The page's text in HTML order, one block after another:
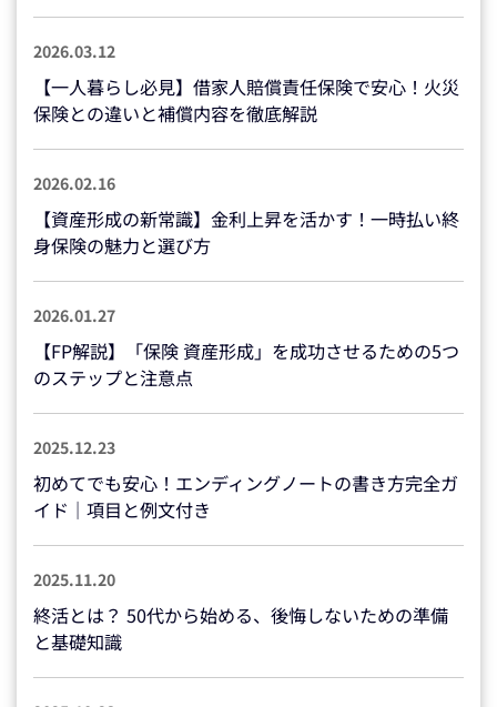
2026.03.12
【一人暮らし必見】借家人賠償責任保険で安心！火災
保険との違いと補償内容を徹底解説
2026.02.16
【資産形成の新常識】金利上昇を活かす！一時払い終
身保険の魅力と選び方
2026.01.27
【FP解説】「保険 資産形成」を成功させるための5つ
のステップと注意点
2025.12.23
初めてでも安心！エンディングノートの書き方完全ガ
イド｜項目と例文付き
2025.11.20
終活とは？ 50代から始める、後悔しないための準備
と基礎知識